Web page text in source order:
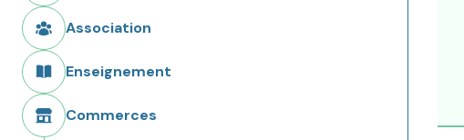
Association
Enseignement
Commerces